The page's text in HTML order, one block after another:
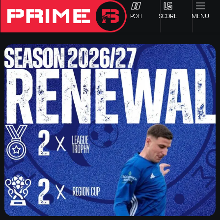
ΡΟΗ SCORE MENU
ΟΦΗ
Γ ΕΘΝΙΚΗ
Α1 ΕΠΣΗ
Α2 ΕΠΣΗ
Β1 ΕΠΣΗ
Β2 ΕΠΣΗ